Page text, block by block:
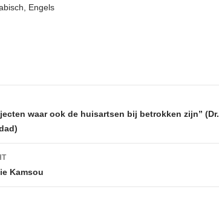
Engels
waar ook de huisartsen bij betrokken zijn” (Dr.
Kamsou